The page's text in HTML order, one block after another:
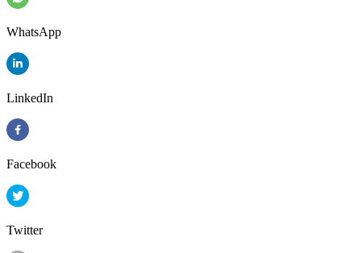
WhatsApp
LinkedIn
Facebook
Twitter